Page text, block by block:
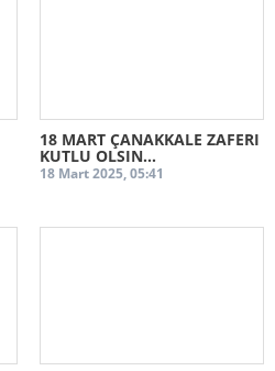
18 MART ÇANAKKALE ZAFERI
KUTLU OLSIN...
18 Mart 2025, 05:41